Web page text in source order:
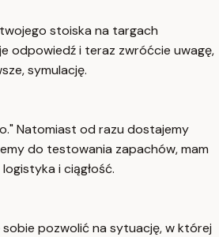
stoiska na targach
odpowiedź i teraz zwróćcie uwagę,
symulację.
Natomiast od razu dostajemy
do testowania zapachów, mam
i ciągłość.
sobie pozwolić na sytuację, w której